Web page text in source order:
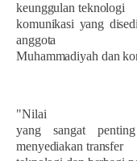
keunggulan teknologi
komunikasi yang
anggota
Muhammadiyah dan
"Nilai
yang sangat
menyediakan transfer